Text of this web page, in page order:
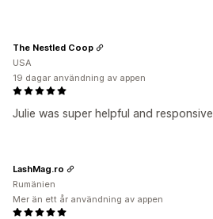
Julie was super helpful and responsive
The Nestled Coop
USA
19 dagar användning av appen
LashMag.ro
Rumänien
Mer än ett år användning av appen